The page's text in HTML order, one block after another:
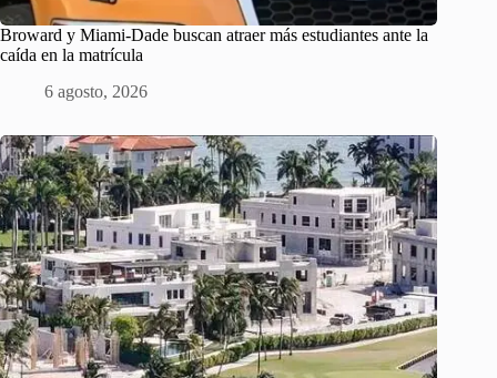
Broward y Miami-Dade buscan atraer más estudiantes ante la
caída en la matrícula
6 agosto, 2026